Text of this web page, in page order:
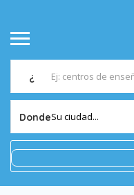
¿
DondeSu ciudad...